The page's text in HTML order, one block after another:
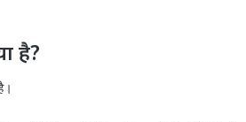
है?